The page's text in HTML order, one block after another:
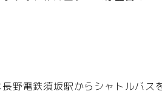
野電鉄須坂駅からシャトルバス